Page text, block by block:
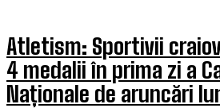
Atletism: Sportivii
4 medalii în prima zi a
Naționale de aruncări